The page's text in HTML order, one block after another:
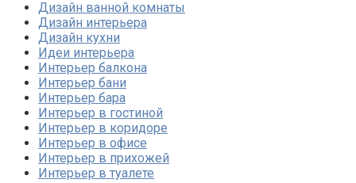
Дизайн ванной комнаты
Дизайн интерьера
Дизайн кухни
Идеи интерьера
Интерьер балкона
Интерьер бани
Интерьер бара
Интерьер в гостиной
Интерьер в коридоре
Интерьер в офисе
Интерьер в прихожей
Интерьер в туалете